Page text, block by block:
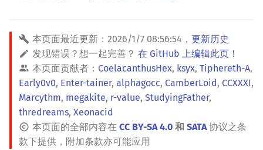
本页面最近更新： 2026/1/7 08:56:54 ， 更新历史
发现错误？想一起完善？ 在 GitHub 上编辑此页！
本页面贡献者： CoelacanthusHex, ksyx, Tiphereth-A,
Early0v0, Enter-tainer, alphagocc, CamberLoid, CCXXXI,
Marcythm, megakite, r-value, StudyingFather,
thredreams, Xeonacid
本页面的全部内容在 CC BY-SA 4.0 和 SATA协议之条
款下提供，附加条款亦可能应用